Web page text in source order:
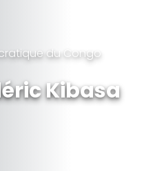
du Congo
Kibasa